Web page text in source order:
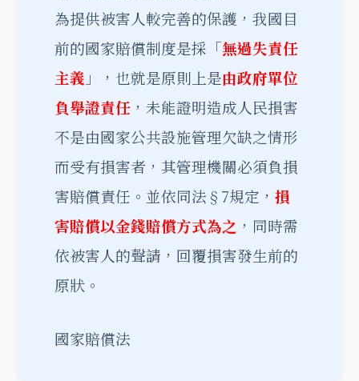
為提供被害人較完善的保護，我國目
前的國家賠償制度是採「無過失責任
主義 」，也就是原則上是由政府單位
負舉證責任 ，未能證明造成人民損害
不是由國家公共設施管理欠缺之情形
而受有損害者，其管理機關必須負損
害賠償責任。並依同法§7規定， 損
害賠償以金錢賠償方式為之 ，同時需
依被害人的聲請，回覆損害發生前的
原狀。
國家賠償法